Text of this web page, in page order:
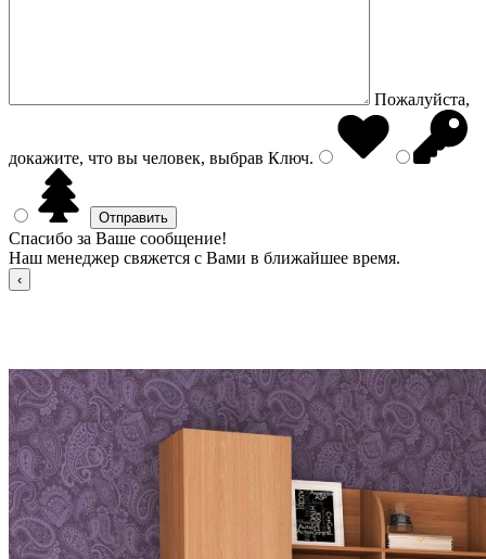
Пожалуйста,
докажите, что вы человек, выбрав Ключ.
Спасибо за Ваше сообщение!
Наш менеджер свяжется с Вами в ближайшее время.